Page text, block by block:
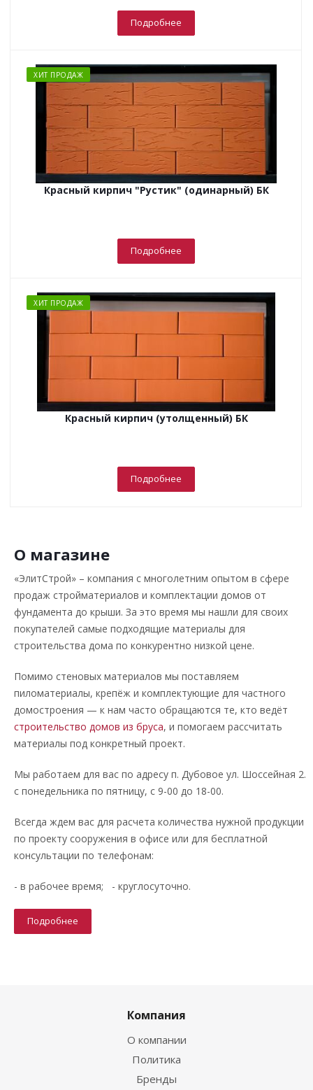
Подробнее
ХИТ ПРОДАЖ
Красный кирпич "Рустик" (одинарный) БК
Подробнее
ХИТ ПРОДАЖ
Красный кирпич (утолщенный) БК
Подробнее
О магазине
«ЭлитСтрой» – компания с многолетним опытом в сфере
продаж стройматериалов и комплектации домов от
фундамента до крыши. За это время мы нашли для своих
покупателей самые подходящие материалы для
строительства дома по конкурентно низкой цене.
Помимо стеновых материалов мы поставляем
пиломатериалы, крепёж и комплектующие для частного
домостроения — к нам часто обращаются те, кто ведёт
строительство домов из бруса, и помогаем рассчитать
материалы под конкретный проект.
Мы работаем для вас по адресу п. Дубовое ул. Шоссейная 2.
с понедельника по пятницу, с 9-00 до 18-00.
Всегда ждем вас для расчета количества нужной продукции
по проекту сооружения в офисе или для бесплатной
консультации по телефонам:
- в рабочее время; - круглосуточно.
Подробнее
Компания
О компании
Политика
Бренды